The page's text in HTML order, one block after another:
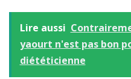
Lire aussi
yaourt n'est pas bon
diététicienne